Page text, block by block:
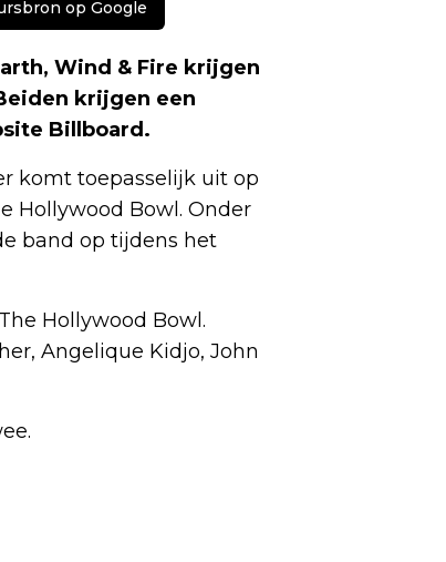
op Google
Wind & Fire krijgen
krijgen een
Billboard.
komt toepasselijk uit op
Hollywood Bowl. Onder
band op tijdens het
Hollywood Bowl.
Angelique Kidjo, John